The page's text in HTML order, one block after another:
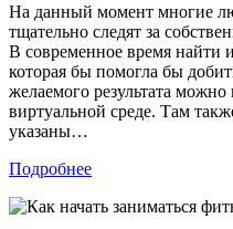
На данный момент многие
тщательно следят за
В современное время найти
которая бы помогла бы
желаемого результата можно
виртуальной среде. Там
указаны…
Подробнее